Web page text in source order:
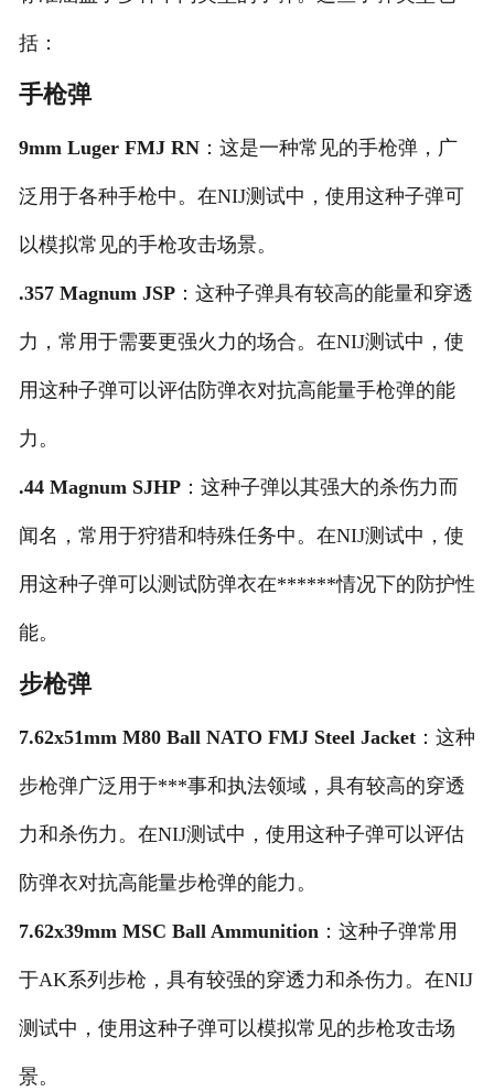
括：
手枪弹
9mm Luger FMJ RN：这是一种常见的手枪弹，广
泛用于各种手枪中。在NIJ测试中，使用这种子弹可
以模拟常见的手枪攻击场景。
.357 Magnum JSP：这种子弹具有较高的能量和穿透
力，常用于需要更强火力的场合。在NIJ测试中，使
用这种子弹可以评估防弹衣对抗高能量手枪弹的能
力。
.44 Magnum SJHP：这种子弹以其强大的杀伤力而
闻名，常用于狩猎和特殊任务中。在NIJ测试中，使
用这种子弹可以测试防弹衣在******情况下的防护性
能。
步枪弹
7.62x51mm M80 Ball NATO FMJ Steel Jacket：这种
步枪弹广泛用于***事和执法领域，具有较高的穿透
力和杀伤力。在NIJ测试中，使用这种子弹可以评估
防弹衣对抗高能量步枪弹的能力。
7.62x39mm MSC Ball Ammunition：这种子弹常用
于AK系列步枪，具有较强的穿透力和杀伤力。在NIJ
测试中，使用这种子弹可以模拟常见的步枪攻击场
景。